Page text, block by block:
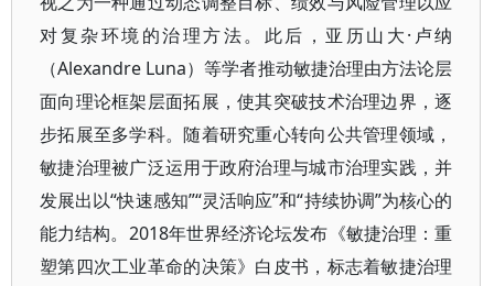
对复杂环境的治理方法。此后，亚历山大·卢纳
（Alexandre Luna）等学者推动敏捷治理由方法论层
面向理论框架层面拓展，使其突破技术治理边界，逐
步拓展至多学科。随着研究重心转向公共管理领域，
敏捷治理被广泛运用于政府治理与城市治理实践，并
发展出以“快速感知”“灵活响应”和“持续协调”为核心的
能力结构。2018年世界经济论坛发布《敏捷治理：重
塑第四次工业革命的决策》白皮书，标志着敏捷治理